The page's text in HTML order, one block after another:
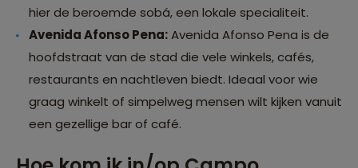
hier de beroemde sobá, een lokale specialiteit.
Avenida Afonso Pena:Avenida Afonso Pena is de
hoofdstraat van de stad die vele winkels, cafés,
restaurants en nachtleven biedt. Ideaal voor wie
graag winkelt of simpelweg mensen wilt kijken vanuit
een gezellige bar of café.